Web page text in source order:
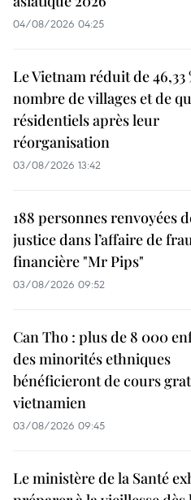
04/08/2026 04:25
Le Vietnam réduit de 46,33
nombre de villages et de
résidentiels après leur
réorganisation
03/08/2026 13:42
188 personnes renvoyées
justice dans l’affaire de
financière "Mr Pips"
03/08/2026 09:52
Can Tho : plus de 8 000
des minorités ethniques
bénéficieront de cours
vietnamien
03/08/2026 09:45
Le ministère de la Santé